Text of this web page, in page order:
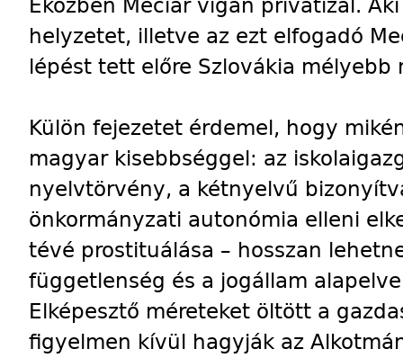
helyzetet, illetve az ezt elfogadó
lépést tett előre Szlovákia mélyebb
Külön fejezetet érdemel, hogy
magyar kisebbséggel: az
nyelvtörvény, a kétnyelvű
önkormányzati autonómia elleni
tévé prostituálása – hosszan
függetlenség és a jogállam
Elképesztő méreteket öltött a
figyelmen kívül hagyják az